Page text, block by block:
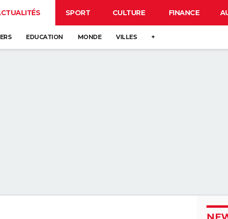
SPORT CULTURE FINANCE
EDUCATION MONDE VILLES +